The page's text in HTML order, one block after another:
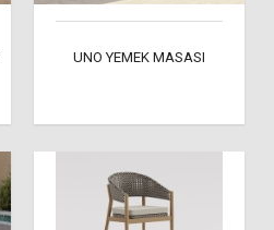
UNO YEMEK MASASI